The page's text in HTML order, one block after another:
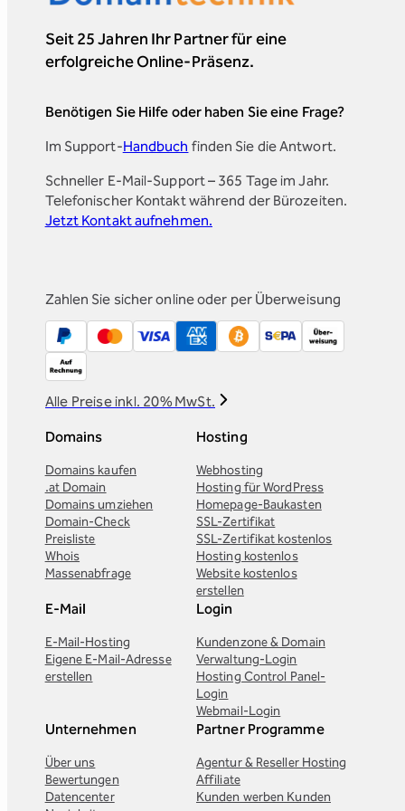
Seit 25 Jahren Ihr Partner für eine
erfolgreiche Online-Präsenz.
Benötigen Sie Hilfe oder haben Sie eine Frage?
Im Support-Handbuch finden Sie die Antwort.
Schneller E-Mail-Support – 365 Tage im Jahr.
Telefonischer Kontakt während der Bürozeiten.
Jetzt Kontakt aufnehmen.
Zahlen Sie sicher online oder per Überweisung
Alle Preise inkl. 20% MwSt.
Domains
Domains kaufen
.at Domain
Domains umziehen
Domain-Check
Preisliste
Whois
Massenabfrage
Hosting
Webhosting
Hosting für WordPress
Homepage-Baukasten
SSL-Zertifikat
SSL-Zertifikat kostenlos
Hosting kostenlos
Website kostenlos
erstellen
E-Mail
E-Mail-Hosting
Eigene E-Mail-Adresse
erstellen
Login
Kundenzone & Domain
Verwaltung-Login
Hosting Control Panel-
Login
Webmail-Login
Unternehmen
Über uns
Bewertungen
Datencenter
Partner Programme
Agentur & Reseller Hosting
Affiliate
Kunden werben Kunden